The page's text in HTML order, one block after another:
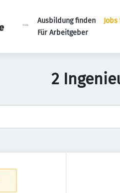
Ausbildung finden
Für Arbeitgeber
2